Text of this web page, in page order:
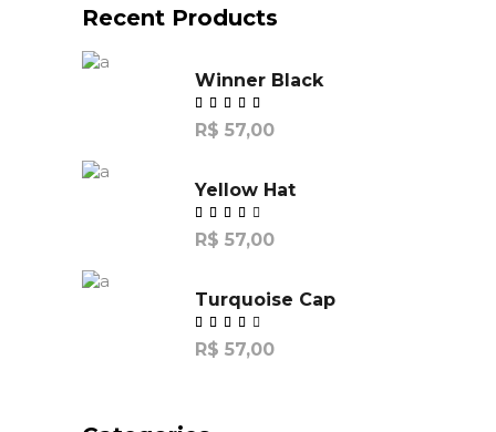
Recent Products
Winner Black
R$ 57,00
Yellow Hat
R$ 57,00
Turquoise Cap
R$ 57,00